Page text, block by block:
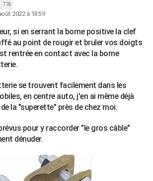
776
2022 à 18:59
si en serrant la borne positive la clef
au point de rougir et bruler vos doigts
rentrée en contact avec la borne
se trouvent facilement dans les
en centre auto, j'en ai même déjà
la "superette" près de chez moi.
pour y raccorder "le gros câble"
dénuder.